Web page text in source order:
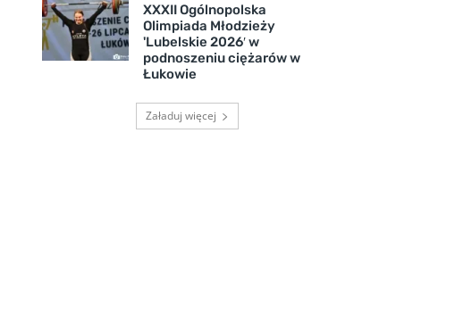
XXXII Ogólnopolska
Olimpiada Młodzieży
'Lubelskie 2026′ w
podnoszeniu ciężarów w
Łukowie
Załaduj więcej